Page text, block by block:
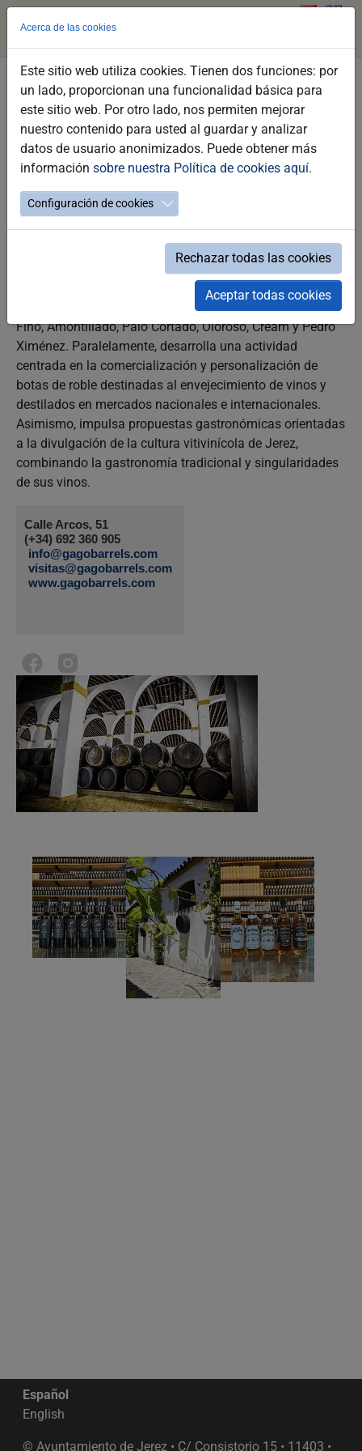
Saltar
contenido
principal
Bodegas Gago & Co. Barrels Wines
_PUNTOS DE INTERÉS
Gago & Co. Barrels & Wines se especializa en la selección,
comercialización y promoción de vinos, botas de roble y
experiencias enoturísticas. Su proyecto vitivinícola
incluye la marca Tabajete, bajo la cual ofrece vinos con
D.O. Jerez-Xérès-Sherry elaborados por bodegas
autorizadas, abarcando tipologías tradicionales como
Fino, Amontillado, Palo Cortado, Oloroso, Cream y Pedro
Ximénez. Paralelamente, desarrolla una actividad
centrada en la comercialización y personalización de
botas de roble destinadas al envejecimiento de vinos y
destilados en mercados nacionales e internacionales.
Asimismo, impulsa propuestas gastronómicas orientadas
a la divulgación de la cultura vitivinícola de Jerez,
combinando la gastronomía tradicional y singularidades
de sus vinos.
Calle Arcos, 51
(+34) 692 360 905
info@gagobarrels.com
visitas@gagobarrels.com
www.gagobarrels.com
Español
English
© Ayuntamiento de Jerez • C/ Consistorio 15 • 11403 •
Acerca de las cookies
Este sitio web utiliza cookies. Tienen dos funciones: por
un lado, proporcionan una funcionalidad básica para
este sitio web. Por otro lado, nos permiten mejorar
nuestro contenido para usted al guardar y analizar
datos de usuario anonimizados. Puede obtener más
información sobre nuestra Política de cookies aquí.
Configuración de cookies
Rechazar todas las cookies
Aceptar todas cookies